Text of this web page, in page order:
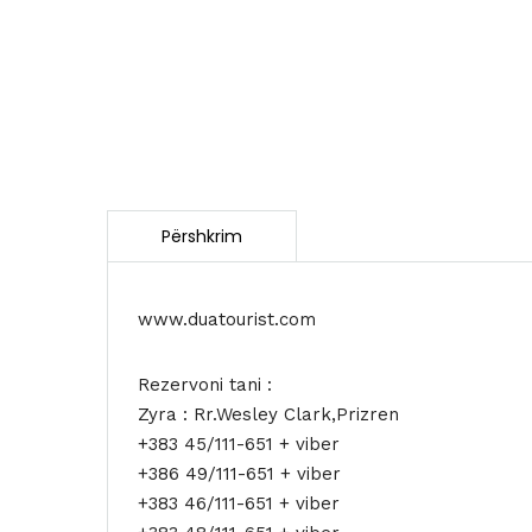
www.duatourist.com
Rezervoni tani :
Zyra : Rr.Wesley Clark,Prizren
+383 45/111-651 + viber
+386 49/111-651 + viber
+383 46/111-651 + viber